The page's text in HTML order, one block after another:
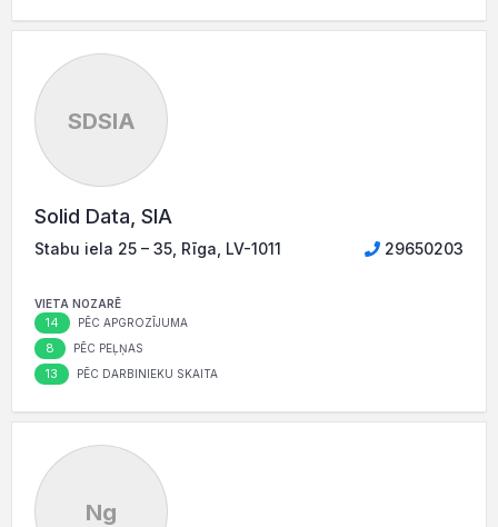
SDSIA
Solid Data, SIA
Stabu iela 25 – 35, Rīga, LV-1011 29650203
VIETA NOZARĒ
14 PĒC APGROZĪJUMA
8 PĒC PEĻŅAS
13 PĒC DARBINIEKU SKAITA
Ng